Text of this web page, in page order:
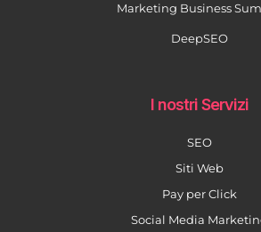
Marketing Business
DeepSEO
I nostri Servizi
SEO
Siti Web
Pay per Click
Social Media